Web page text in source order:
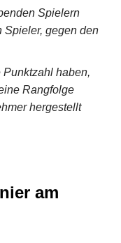
Spielern
Spieler, gegen den
haben,
Rangfolge
hergestellt
am